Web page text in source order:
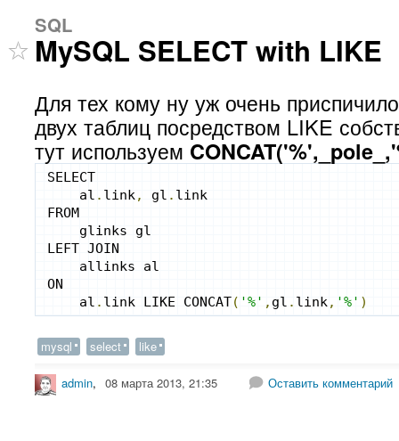
SQL
MySQL SELECT with LIKE
Для тех кому ну уж очень
двух таблиц посредством LIKE
тут используем
SELECT
al . link, gl . link
FROM
glinks gl
LEFT JOIN
allinks al
ON
al . link LIKE CONCAT( '%' , gl . link, '%' )
mysql select like
admin, 08 марта 2013, 21:35 Оставить комментарий